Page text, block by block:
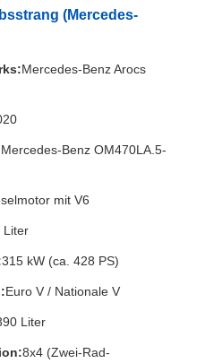
(Mercedes-
Mercedes-Benz Arocs
Mercedes-Benz OM470LA.5-
mit V6
Liter
315 kW (ca. 428 PS)
Euro V / Nationale V
Liter
8x4 (Zwei-Rad-